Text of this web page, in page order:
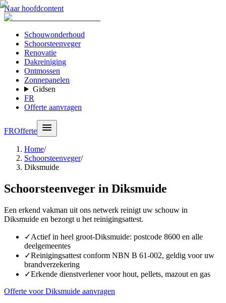
Naar hoofdcontent
Schouwonderhoud
Schoorsteenveger
Renovatie
Dakreiniging
Ontmossen
Zonnepanelen
Gidsen
FR
Offerte aanvragen
FROfferte
Home/
Schoorsteenveger/
Diksmuide
Schoorsteenveger in Diksmuide
Een erkend vakman uit ons netwerk reinigt uw schouw in
Diksmuide en bezorgt u het reinigingsattest.
✓Actief in heel groot-Diksmuide: postcode 8600 en alle
deelgemeentes
✓Reinigingsattest conform NBN B 61-002, geldig voor uw
brandverzekering
✓Erkende dienstverlener voor hout, pellets, mazout en gas
Offerte voor Diksmuide aanvragen